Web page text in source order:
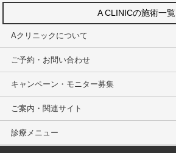
A CLINICの施術一覧
Aクリニックについて
ご予約・お問い合わせ
キャンペーン・モニター募集
ご案内・関連サイト
診療メニュー